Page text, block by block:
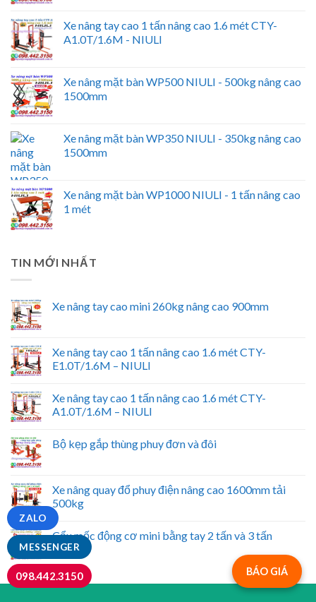
Xe nâng tay cao 1 tấn nâng cao 1.6 mét CTY-
A1.0T/1.6M - NIULI
Xe nâng mặt bàn WP500 NIULI - 500kg nâng cao
1500mm
Xe nâng mặt bàn WP350 NIULI - 350kg nâng cao
1500mm
Xe nâng mặt bàn WP1000 NIULI - 1 tấn nâng cao
1 mét
TIN MỚI NHẤT
Xe nâng tay cao mini 260kg nâng cao 900mm
Xe nâng tay cao 1 tấn nâng cao 1.6 mét CTY-
E1.0T/1.6M – NIULI
Xe nâng tay cao 1 tấn nâng cao 1.6 mét CTY-
A1.0T/1.6M – NIULI
Bộ kẹp gắp thùng phuy đơn và đôi
Xe nâng quay đổ phuy điện nâng cao 1600mm tải
500kg
Cẩu mốc động cơ mini bằng tay 2 tấn và 3 tấn
BÁO GIÁ
MESSENGER
ZALO
098.442.3150